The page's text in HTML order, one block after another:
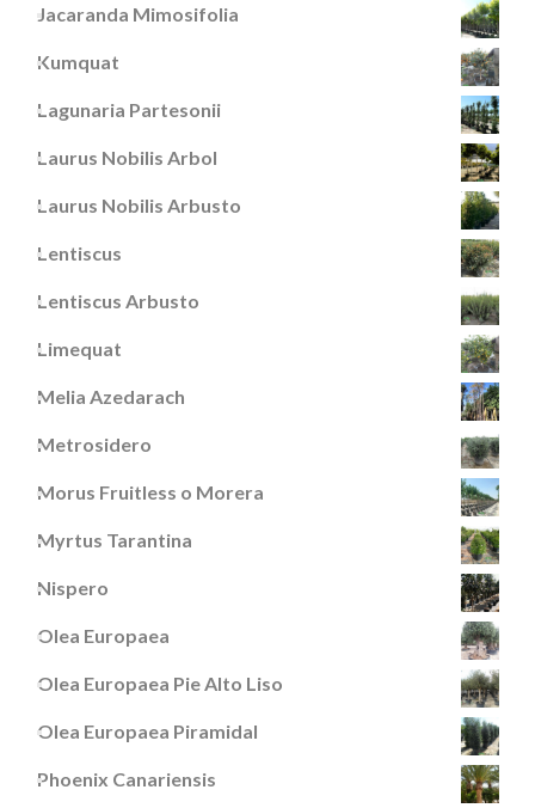
Jacaranda Mimosifolia
Kumquat
Lagunaria Partesonii
Laurus Nobilis Arbol
Laurus Nobilis Arbusto
Lentiscus
Lentiscus Arbusto
Limequat
Melia Azedarach
Metrosidero
Morus Fruitless o Morera
Myrtus Tarantina
Nispero
Olea Europaea
Olea Europaea Pie Alto Liso
Olea Europaea Piramidal
Phoenix Canariensis